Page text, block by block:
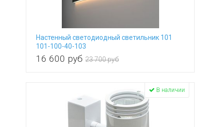
Настенный светодиодный светильник 101
101-100-40-103
16 600 руб 23 700 руб
В наличии